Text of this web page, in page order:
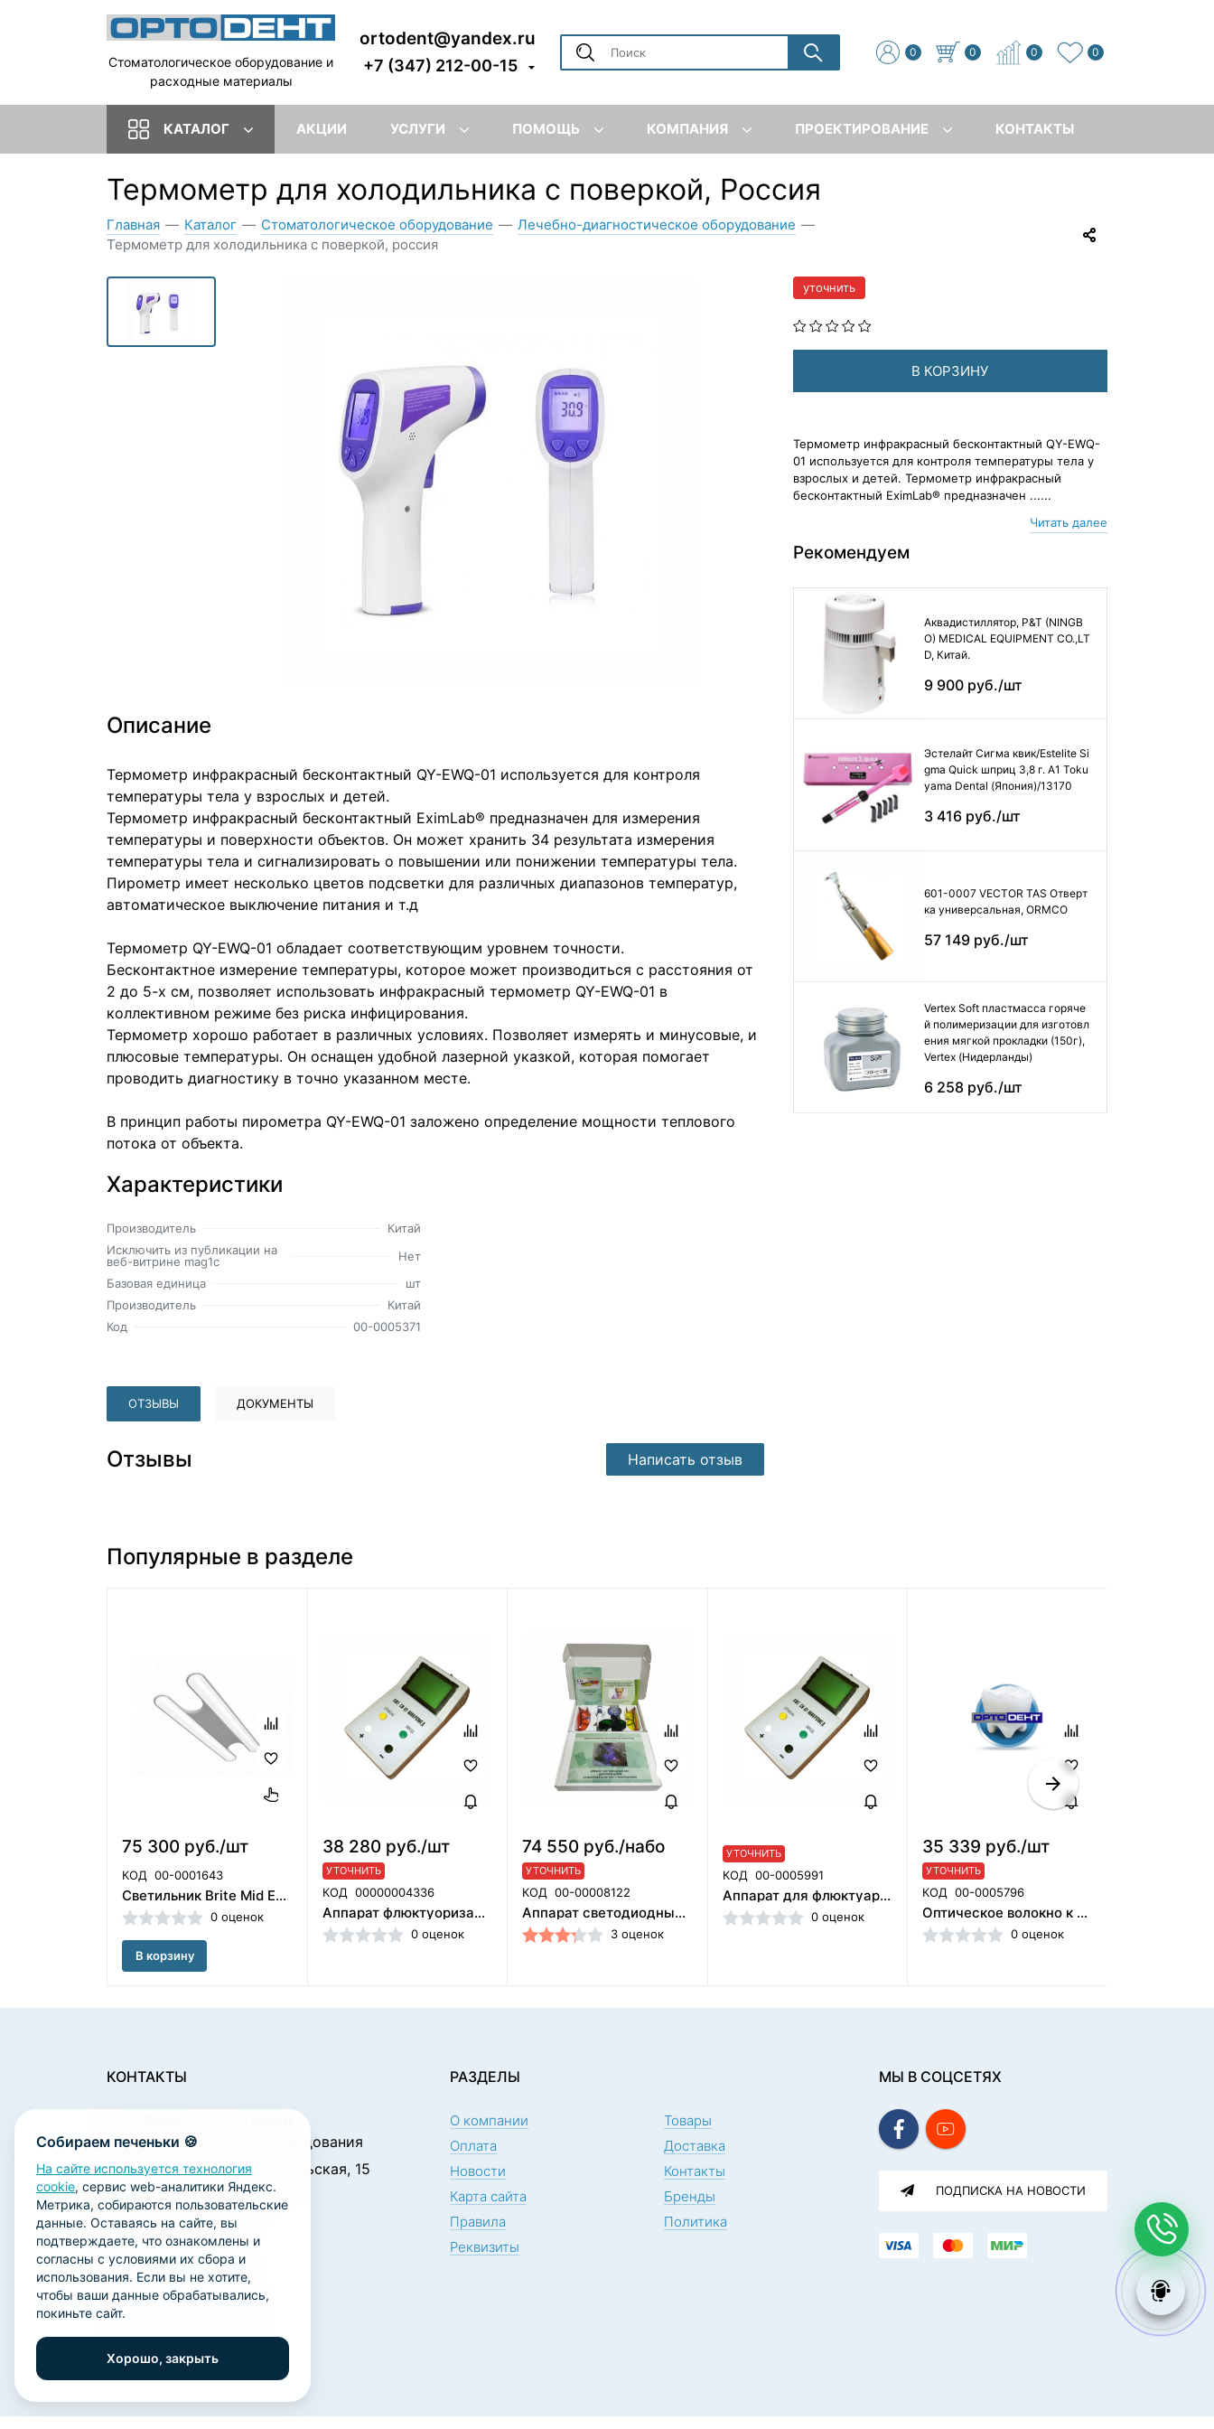
Стоматологическое оборудование и
расходные материалы
ortodent@yandex.ru
+7 (347) 212-00-15
0 0 0 0
КАТАЛОГ АКЦИИ УСЛУГИ ПОМОЩЬ КОМПАНИЯ ПРОЕКТИРОВАНИЕ КОНТАКТЫ
Термометр для холодильника с поверкой, Россия
Главная — Каталог — Стоматологическое оборудование — Лечебно-диагностическое оборудование —
Термометр для холодильника с поверкой, россия
Описание
Термометр инфракрасный бесконтактный QY-EWQ-01 используется для контроля
температуры тела у взрослых и детей.
Термометр инфракрасный бесконтактный EximLab® предназначен для измерения
температуры и поверхности объектов. Он может хранить 34 результата измерения
температуры тела и сигнализировать о повышении или понижении температуры тела.
Пирометр имеет несколько цветов подсветки для различных диапазонов температур,
автоматическое выключение питания и т.д
Термометр QY-EWQ-01 обладает соответствующим уровнем точности.
Бесконтактное измерение температуры, которое может производиться с расстояния от
2 до 5-х см, позволяет использовать инфракрасный термометр QY-EWQ-01 в
коллективном режиме без риска инфицирования.
Термометр хорошо работает в различных условиях. Позволяет измерять и минусовые, и
плюсовые температуры. Он оснащен удобной лазерной указкой, которая помогает
проводить диагностику в точно указанном месте.
В принцип работы пирометра QY-EWQ-01 заложено определение мощности теплового
потока от объекта.
Характеристики
Производитель
Китай
Исключить из публикации на
веб-витрине mag1c
Нет
Базовая единица
шт
Производитель
Китай
Код
00-0005371
ОТЗЫВЫ ДОКУМЕНТЫ
Отзывы Написать отзыв
уточнить
В КОРЗИНУ
Термометр инфракрасный бесконтактный QY-EWQ-
01 используется для контроля температуры тела у
взрослых и детей. Термометр инфракрасный
бесконтактный EximLab® предназначен ......
Читать далее
Рекомендуем
Аквадистиллятор, P&T (NINGB
O) MEDICAL EQUIPMENT CO.,LT
D, Китай.
9 900 руб./шт
Эстелайт Сигма квик/Estelite Si
gma Quick шприц 3,8 г. А1 Toku
yama Dental (Япония)/13170
3 416 руб./шт
601-0007 VECTOR TAS Отверт
ка универсальная, ORMCO
57 149 руб./шт
Vertex Soft пластмасса горяче
й полимеризации для изготовл
ения мягкой прокладки (150г),
Vertex (Нидерланды)
6 258 руб./шт
Популярные в разделе
75 300 руб./шт
КОД 00-0001643
Светильник Brite Mid E155EL / Brite BR40 D-TEC (Швеция)
0 оценок
В корзину
38 280 руб./шт
УТОЧНИТЬ
КОД 00000004336
Аппарат флюктуоризации, амплипульсотерапии АФТ-СИ-01 ООО "МикроМед" (Воронеж)
0 оценок
74 550 руб./набо
УТОЧНИТЬ
КОД 00-00008122
Аппарат светодиодный АФС Полироник (Россия)
3 оценок
УТОЧНИТЬ
КОД 00-0005991
Аппарат для флюктуаризации "АСБ-2М" по ТУ 9444-001-18614665-2006
0 оценок
35 339 руб./шт
УТОЧНИТЬ
КОД 00-0005796
Оптическое волокно к лазерам H1 / MER G-15
0 оценок
Собираем печеньки 🍪
На сайте используется технология
cookie, сервис web-аналитики Яндекс.
Метрика, собираются пользовательские
данные. Оставаясь на сайте, вы
подтверждаете, что ознакомлены и
согласны с условиями их сбора и
использования. Если вы не хотите,
чтобы ваши данные обрабатывались,
покиньте сайт.
Хорошо, закрыть
КОНТАКТЫ
стоматологического оборудования
450001, г. Уфа ул. Комсомольская, 15
Пн. - Чт.: 09:00 - 18:00
Пт.: 09:00 - 17:00
Сб., Вс.: выходной
ortodent@yandex.ru
+7 (347) 212-00-15
+7 (347) 212-01-15
РАЗДЕЛЫ
О компании
Товары
Оплата
Доставка
Новости
Контакты
Карта сайта
Бренды
Правила
Политика
Реквизиты
МЫ В СОЦСЕТЯХ
ПОДПИСКА НА НОВОСТИ